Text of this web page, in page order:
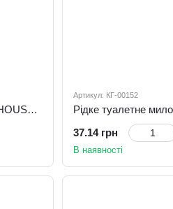
Мило-піна рідке San Clean GREENHOUSE SX05, 5000 мл
Артикул: КГ-00152
37.14 грн
В наявності